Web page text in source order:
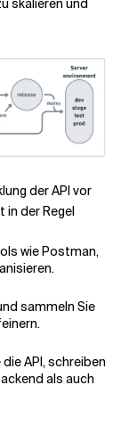
skalieren und
der API vor
in der Regel
wie Postman,
sammeln Sie
API, schreiben
als auch